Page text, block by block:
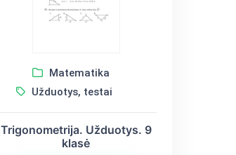
Matematika
Užduotys, testai
Trigonometrija. Užduotys. 9
klasė